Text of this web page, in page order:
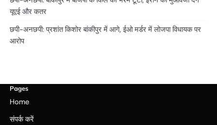
यूएई और कतर
छपी-अनछपी: प्रशांत किशोर बांकीपुर में आगे, ईओ मर्डर में लोजपा विधायक पर
आरोप
Pages
Home
संपर्क करें